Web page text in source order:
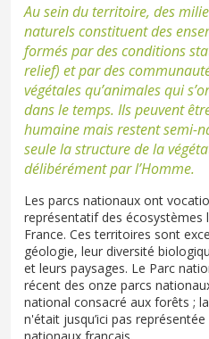
Au sein du territoire, des
naturels constituent des
formés par des conditions
relief) et par des
végétales qu’animales qui
dans le temps. Ils peuvent
humaine mais restent semi-
seule la structure de la
délibérément par l’Homme.
Les parcs nationaux ont
représentatif des écosystèmes
France. Ces territoires sont
géologie, leur diversité
et leurs paysages. Le Parc
récent des onze parcs
national consacré aux forêts ;
n'était jusqu’ici pas
nationaux français.